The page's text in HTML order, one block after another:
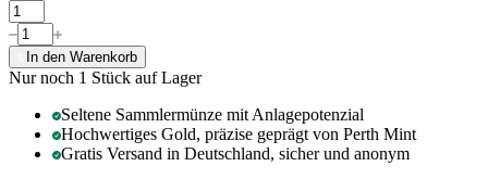
In den Warenkorb
Nur noch 1 Stück auf Lager
Seltene Sammlermünze mit Anlagepotenzial
Hochwertiges Gold, präzise geprägt von Perth Mint
Gratis Versand in Deutschland, sicher und anonym